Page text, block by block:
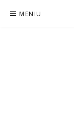
MENIU